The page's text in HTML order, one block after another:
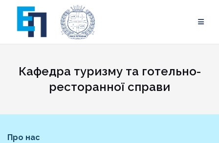
content
Кафедра туризму та готельно-
ресторанної справи
Про нас